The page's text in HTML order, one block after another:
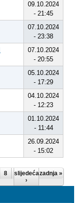
09.10.2024
- 21:45
07.10.2024
- 23:38
07.10.2024
- 20:55
05.10.2024
- 17:29
04.10.2024
- 12:23
01.10.2024
- 11:44
26.09.2024
- 15:02
8 9 10 …
slijedeća
›
zadnja »